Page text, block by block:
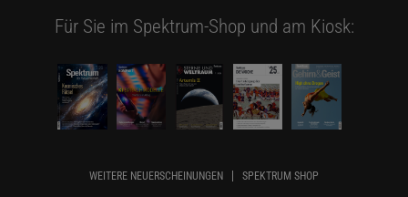
Für Sie im Spektrum-Shop und am Kiosk:
WEITERE NEUERSCHEINUNGEN SPEKTRUM SHOP